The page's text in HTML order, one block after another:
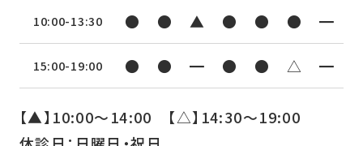
10:00-13:30 ● ● ▲ ● ● ● ━
15:00-19:00 ● ● ━ ● ● △ ━
【▲】10:00〜14:00 【△】14:30〜19:00